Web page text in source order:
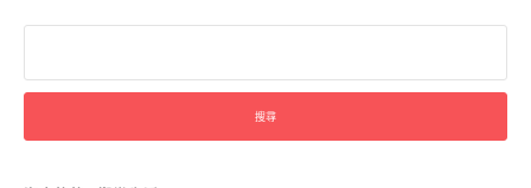
關
字: